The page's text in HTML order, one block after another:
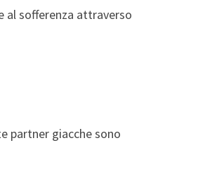
al sofferenza attraverso
partner giacche sono